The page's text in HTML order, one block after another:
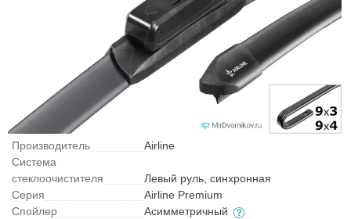
Производитель
Airline
Система
стеклоочистителя
Левый руль, синхронная
Серия
Airline Premium
Спойлер
Асимметричный